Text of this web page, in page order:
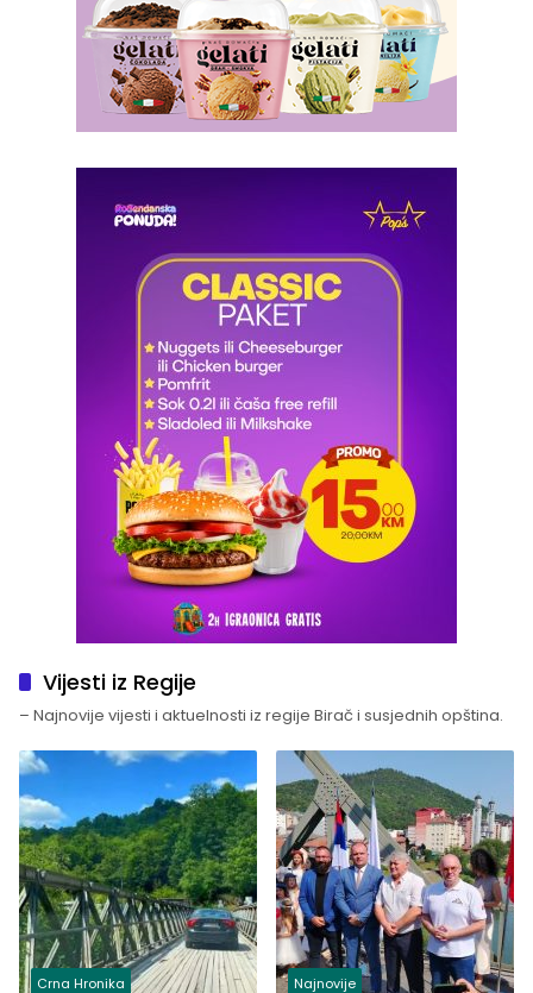
Vijesti iz Regije
– Najnovije vijesti i aktuelnosti iz regije Birač i susjednih opština.
Crna Hronika Najnovije